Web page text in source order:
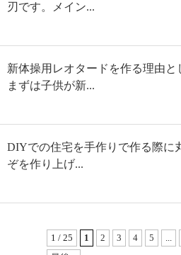
刃です。メイン...
新体操用レオタードを作る理由と
まずは子供が新...
DIYでの住宅を手作りで作る際に
ぞを作り上げ...
1 / 25 1 2 3 4 5 ...